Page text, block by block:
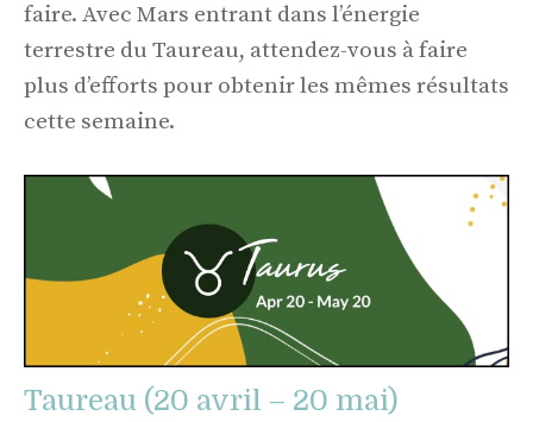
faire. Avec Mars entrant dans l’énergie
terrestre du Taureau, attendez-vous à faire
plus d’efforts pour obtenir les mêmes résultats
cette semaine.
Taureau (20 avril – 20 mai)